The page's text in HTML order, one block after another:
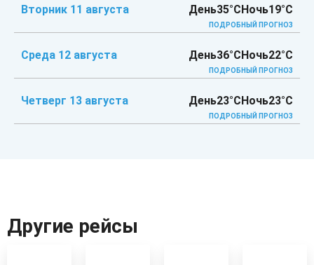
Вторник 11 августа День35°C Ночь19°C
ПОДРОБНЫЙ ПРОГНОЗ
Среда 12 августа День36°C Ночь22°C
ПОДРОБНЫЙ ПРОГНОЗ
Четверг 13 августа День23°C Ночь23°C
ПОДРОБНЫЙ ПРОГНОЗ
Другие рейсы